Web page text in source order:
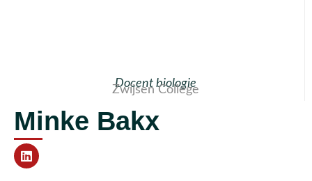
Docent biologie
Zwijsen College
Minke Bakx